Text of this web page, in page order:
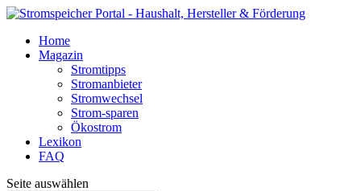
Home
Magazin
Stromtipps
Stromanbieter
Stromwechsel
Strom-sparen
Ökostrom
Lexikon
FAQ
Seite auswählen